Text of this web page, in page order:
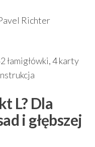
Richter
łamigłówki, 4 karty
L? Dla
i głębszej